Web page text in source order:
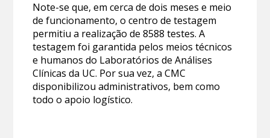
Note-se que, em cerca de dois meses e meio
de funcionamento, o centro de testagem
permitiu a realização de 8588 testes. A
testagem foi garantida pelos meios técnicos
e humanos do Laboratórios de Análises
Clínicas da UC. Por sua vez, a CMC
disponibilizou administrativos, bem como
todo o apoio logístico.